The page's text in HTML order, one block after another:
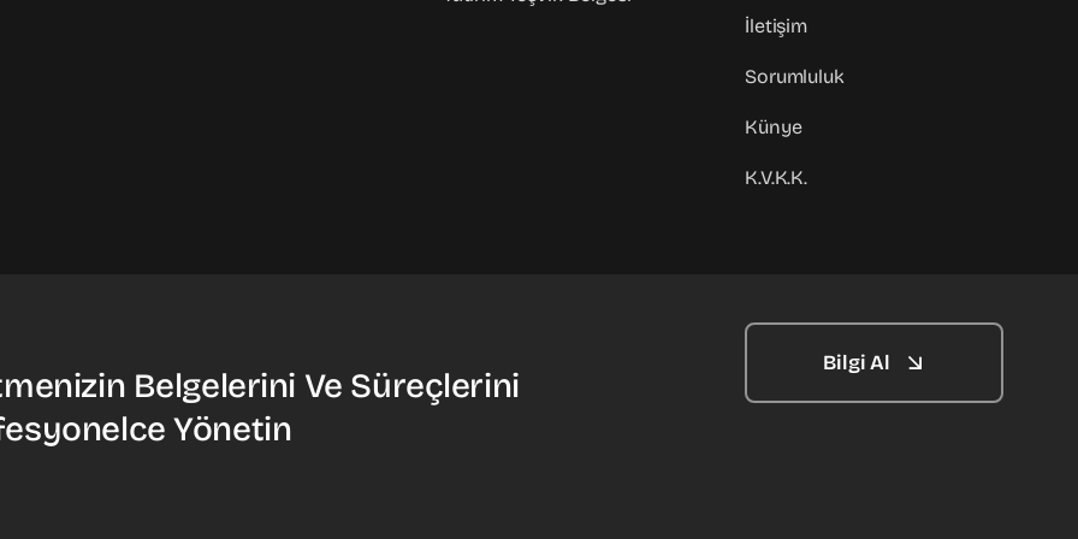
İletişim
Sorumluluk
Künye
K.V.K.K.
Belgelerini Ve Süreçlerini
Yönetin
Bilgi Al